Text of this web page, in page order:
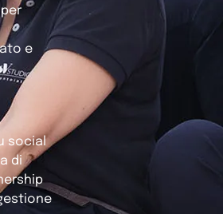
e
social
di